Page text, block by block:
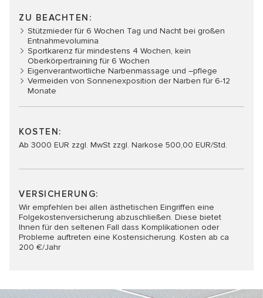
ZU BEACHTEN:
Stützmieder für 6 Wochen Tag und Nacht bei großen
Entnahmevolumina
Sportkarenz für mindestens 4 Wochen, kein
Oberkörpertraining für 6 Wochen
Eigenverantwortliche Narbenmassage und –pflege
Vermeiden von Sonnenexposition der Narben für 6-12
Monate
KOSTEN:
Ab 3000 EUR zzgl. MwSt zzgl. Narkose 500,00 EUR/Std.
VERSICHERUNG:
Wir empfehlen bei allen ästhetischen Eingriffen eine
Folgekostenversicherung abzuschließen. Diese bietet
Ihnen für den seltenen Fall dass Komplikationen oder
Probleme auftreten eine Kostensicherung. Kosten ab ca
200 €/Jahr